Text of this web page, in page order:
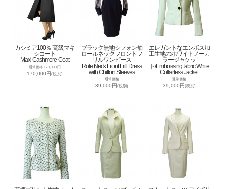
カシミア100％ 高級マキ
シコート
Maxi Cashmere Coat
通常価格 170,000円
170,000円(税別)
ブラック無地シフォン袖
ロールネックフロントフ
リルワンピース
Role Neck Front Frill Dress
with Chiffon Sleeves
通常価格
39,000円(税別)
エレガントなエンボス加
工生地のホワイトノーカ
ラージャケッ
ト/Embossing fabric White
Collarless Jacket
通常価格
39,000円 (税別)